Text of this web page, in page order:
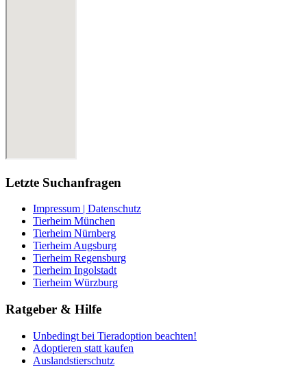
Letzte Suchanfragen
Impressum | Datenschutz
Tierheim München
Tierheim Nürnberg
Tierheim Augsburg
Tierheim Regensburg
Tierheim Ingolstadt
Tierheim Würzburg
Ratgeber & Hilfe
Unbedingt bei Tieradoption beachten!
Adoptieren statt kaufen
Auslandstierschutz